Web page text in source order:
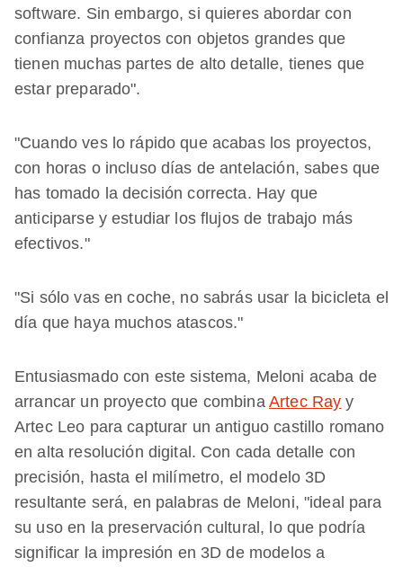
software. Sin embargo, si quieres abordar con
confianza proyectos con objetos grandes que
tienen muchas partes de alto detalle, tienes que
estar preparado".
"Cuando ves lo rápido que acabas los proyectos,
con horas o incluso días de antelación, sabes que
has tomado la decisión correcta. Hay que
anticiparse y estudiar los flujos de trabajo más
efectivos."
"Si sólo vas en coche, no sabrás usar la bicicleta el
día que haya muchos atascos."
Entusiasmado con este sistema, Meloni acaba de
arrancar un proyecto que combina Artec Ray y
Artec Leo para capturar un antiguo castillo romano
en alta resolución digital. Con cada detalle con
precisión, hasta el milímetro, el modelo 3D
resultante será, en palabras de Meloni, "ideal para
su uso en la preservación cultural, lo que podría
significar la impresión en 3D de modelos a